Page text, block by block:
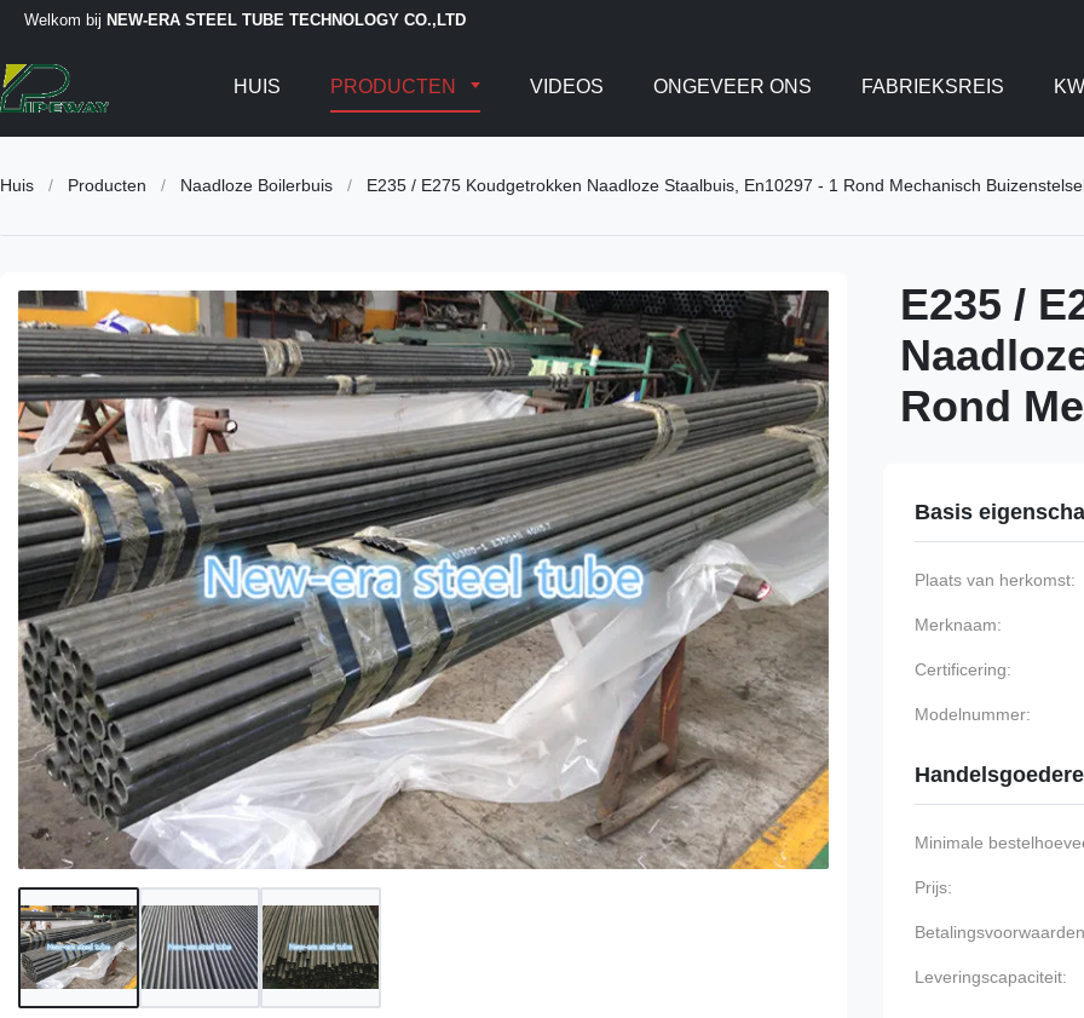
Welkom bij NEW-ERA STEEL TUBE TECHNOLOGY CO.,LTD
HUIS PRODUCTEN VIDEOS ONGEVEER ONS FABRIEKSREIS
Huis / Producten / Naadloze Boilerbuis / E235 / E275 Koudgetrokken Naadloze Staalbuis, En10297 - 1 Rond Mechanisch
E235 /
Rond
Basis
Plaats van herkomst:
Merknaam:
Certificering:
Modelnummer:
Minimale
Prijs:
Leveringscapaciteit: